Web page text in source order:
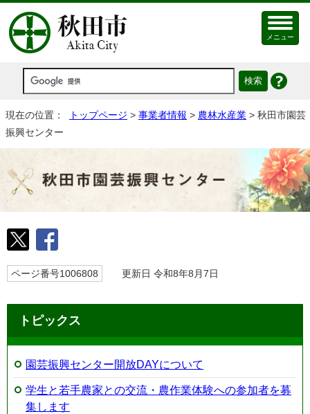
メニュー
現在の位置： トップページ > 事業者情報 > 農林水産業 > 秋田市園芸
振興センター
ページ番号1006808 更新日 令和8年8月7日
トピックス
園芸振興センター開放DAYについて
学生と若手農家との交流・農作業体験への参加者を募
集します